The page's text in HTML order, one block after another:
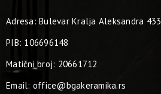
Adresa: Bulevar Kralja Aleksandra 433
PIB: 106696148
Matični broj: 20661712
Email: office@bgakeramika.rs